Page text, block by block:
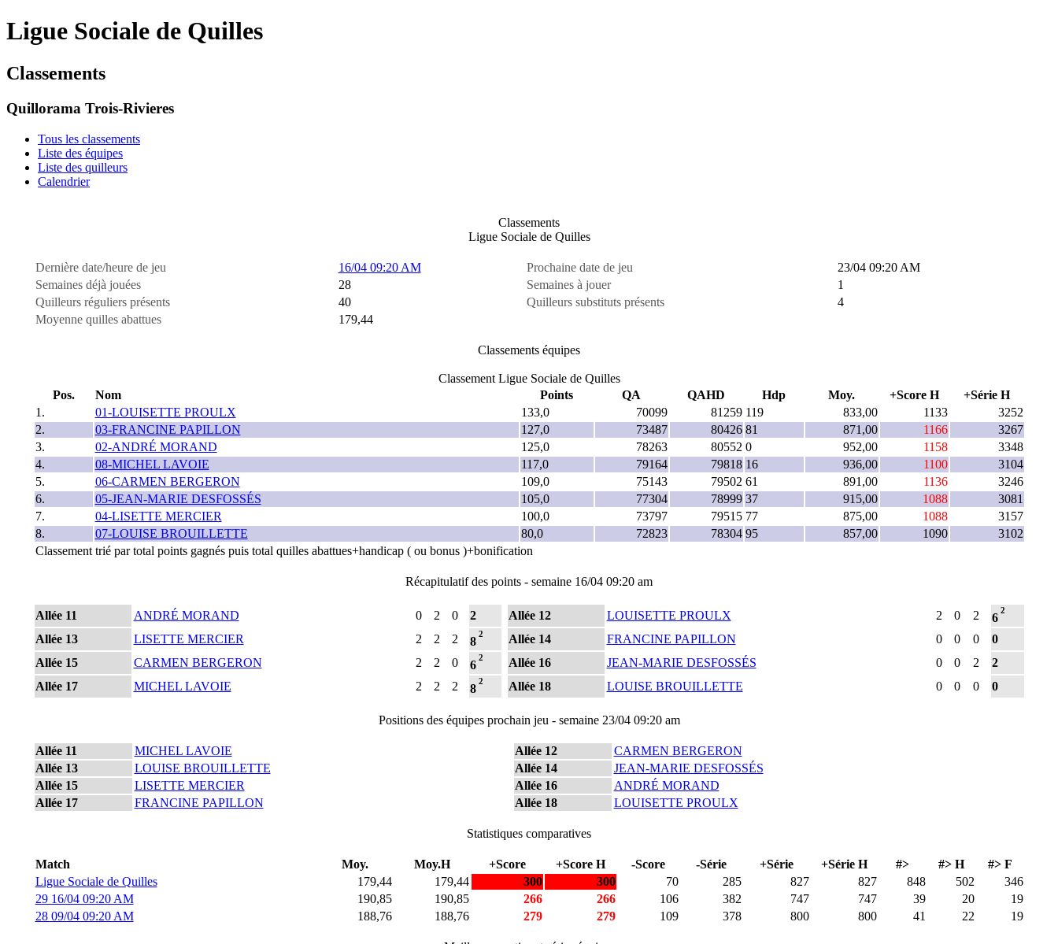
Ligue Sociale de Quilles
Classements
Quillorama Trois-Rivieres
Tous les classements
Liste des équipes
Liste des quilleurs
Calendrier
Classements
Ligue Sociale de Quilles
Dernière date/heure de jeu 16/04 09:20 AM Prochaine date de jeu
23/04 09:20 AM
Semaines déjà jouées
28 Semaines à jouer
1
Quilleurs réguliers présents
40 Quilleurs substituts présents
4
Moyenne quilles abattues
179,44
Classements équipes
Classement Ligue Sociale de Quilles
Pos.
Nom Points QA QAHD Hdp Moy. +Score H
+Série H
1.
01-LOUISETTE PROULX 133,0 70099 81259 119 833,00 1133
3252
2.
03-FRANCINE PAPILLON 127,0 73487 80426 81 871,00 1166
3267
3.
02-ANDRÉ MORAND 125,0 78263 80552 0 952,00 1158
3348
4.
08-MICHEL LAVOIE 117,0 79164 79818 16 936,00 1100
3104
5.
06-CARMEN BERGERON 109,0 75143 79502 61 891,00 1136
3246
6.
05-JEAN-MARIE DESFOSSÉS 105,0 77304 78999 37 915,00 1088
3081
7.
04-LISETTE MERCIER 100,0 73797 79515 77 875,00 1088
3157
8.
07-LOUISE BROUILLETTE 80,0 72823 78304 95 857,00 1090
3102
Classement trié par total points gagnés puis total quilles abattues+handicap ( ou bonus )+bonification
Récapitulatif des points - semaine 16/04 09:20 am
Allée 11 ANDRÉ MORAND 0 2 0 2 Allée 12 LOUISETTE PROULX 2 0 2 6
2
Allée 13 LISETTE MERCIER 2 2 2 8
2 Allée 14 FRANCINE PAPILLON 0 0 0
0
Allée 15
CARMEN BERGERON 2 2 0 6
2 Allée 16 JEAN-MARIE DESFOSSÉS 0 0 2
2
Allée 17
MICHEL LAVOIE 2 2 2 8
2 Allée 18 LOUISE BROUILLETTE 0 0 0 0
Positions des équipes prochain jeu - semaine 23/04 09:20 am
Allée 11 MICHEL LAVOIE Allée 12
CARMEN BERGERON
Allée 13
LOUISE BROUILLETTE Allée 14
JEAN-MARIE DESFOSSÉS
Allée 15
LISETTE MERCIER Allée 16
ANDRÉ MORAND
Allée 17
FRANCINE PAPILLON Allée 18 LOUISETTE PROULX
Statistiques comparatives
Match Moy. Moy.H +Score +Score H -Score -Série +Série +Série H #> #> H
#> F
Ligue Sociale de Quilles
179,44 179,44 300 300 70 285 827 827 848 502
346
29 16/04 09:20 AM
190,85 190,85 266 266 106 382 747 747 39 20
19
28 09/04 09:20 AM
188,76 188,76 279 279 109 378 800 800 41 22 19